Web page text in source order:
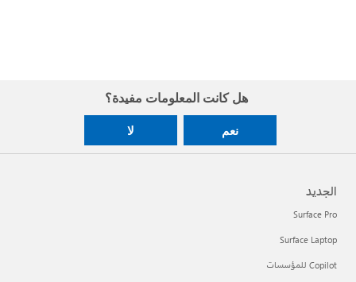
هل كانت المعلومات مفيدة؟
نعم لا
الجديد
Surface Pro
Surface Laptop
Copilot للمؤسسات